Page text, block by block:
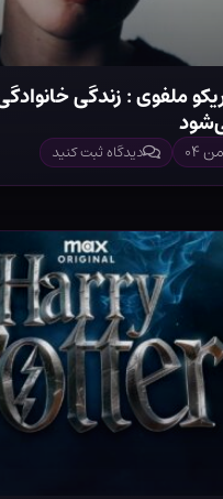
ملفوی : زندگی
دیدگاه ثبت کنید